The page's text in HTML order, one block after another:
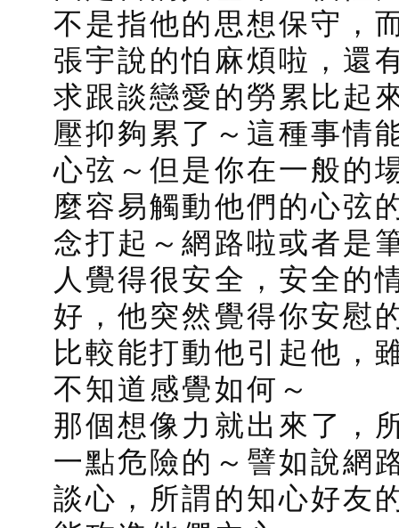
不是指他的思想保守，
張宇說的怕麻煩啦，還
求跟談戀愛的勞累比起
壓抑夠累了～這種事情
心弦～但是你在一般的
麼容易觸動他們的心弦
念打起～網路啦或者是
人覺得很安全，安全的
好，他突然覺得你安慰
比較能打動他引起他，
不知道感覺如何～
那個想像力就出來了，
一點危險的～譬如說網
談心，所謂的知心好友